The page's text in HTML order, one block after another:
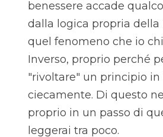
benessere accade
dalla logica propria della
quel fenomeno che io
Inverso, proprio perché
"rivoltare" un principio in
ciecamente. Di questo
proprio in un passo di
leggerai tra poco.